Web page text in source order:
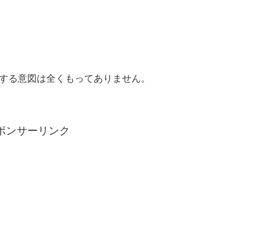
意図は全くもってありません。
ンサーリンク